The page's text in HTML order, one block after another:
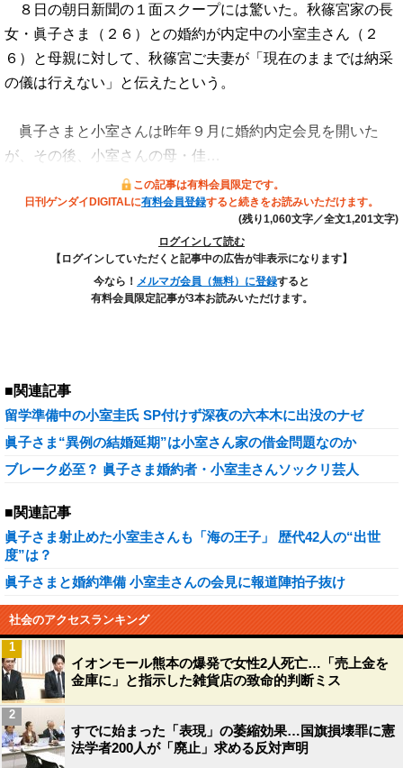
８日の朝日新聞の１面スクープには驚いた。秋篠宮家の長
女・眞子さま（２６）との婚約が内定中の小室圭さん（２
６）と母親に対して、秋篠宮ご夫妻が「現在のままでは納采
の儀は行えない」と伝えたという。
眞子さまと小室さんは昨年９月に婚約内定会見を開いた
が、その後、小室さんの母・佳…
この記事は有料会員限定です。
日刊ゲンダイDIGITALに有料会員登録すると続きをお読みいただけます。
(残り1,060文字／全文1,201文字)
ログインして読む
【ログインしていただくと記事中の広告が非表示になります】
今なら！ メルマガ会員（無料）に登録すると
有料会員限定記事が3本お読みいただけます。
■関連記事
留学準備中の小室圭氏 SP付けず深夜の六本木に出没のナゼ
眞子さま“異例の結婚延期”は小室さん家の借金問題なのか
ブレーク必至？ 眞子さま婚約者・小室圭さんソックリ芸人
■関連記事
眞子さま射止めた小室圭さんも「海の王子」 歴代42人の“出世
度”は？
眞子さまと婚約準備 小室圭さんの会見に報道陣拍子抜け
社会のアクセスランキング
イオンモール熊本の爆発で女性2人死亡…「売上金を
金庫に」と指示した雑貨店の致命的判断ミス
1
すでに始まった「表現」の萎縮効果…国旗損壊罪に憲
法学者200人が「廃止」求める反対声明
2